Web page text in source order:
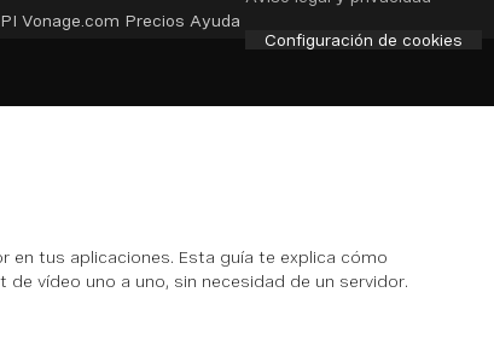
Vonage.com Precios Ayuda
Configuración de cookies
en tus aplicaciones. Esta guía te explica cómo
vídeo uno a uno, sin necesidad de un servidor.